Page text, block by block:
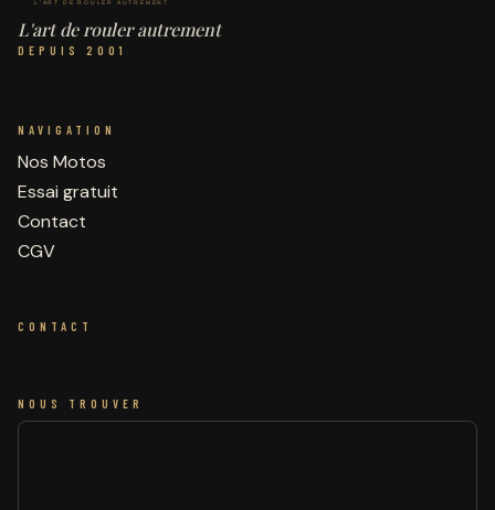
L'art de rouler autrement
DEPUIS 2001
NAVIGATION
Nos Motos
Essai gratuit
Contact
CGV
CONTACT
NOUS TROUVER